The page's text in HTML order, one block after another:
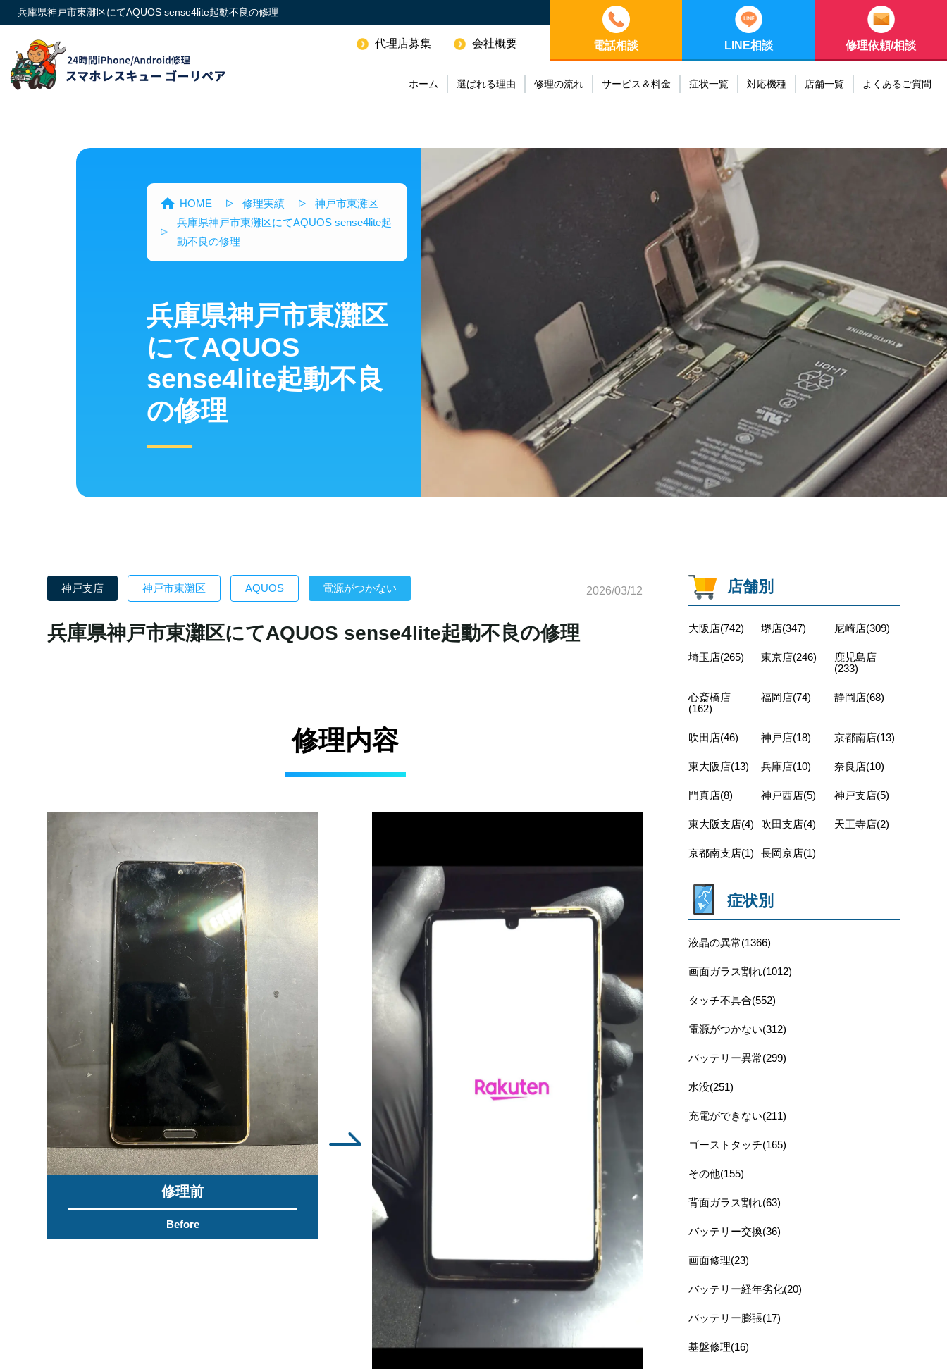
兵庫県神戸市東灘区にてAQUOS sense4lite起動不良の修理
代理店募集 会社概要
ホーム 選ばれる理由 修理の流れ サービス＆料金 症状一覧 対応機種 店舗一覧 よくあるご質問
電話相談 LINE相談 修理依頼/相談
HOME 修理実績
神戸市東灘区
兵庫県神戸市東灘区にてAQUOS sense4lite起
動不良の修理
兵庫県神戸市東灘区
にてAQUOS
sense4lite起動不良
の修理
神戸支店 神戸市東灘区 AQUOS 電源がつかない 2026/03/12
兵庫県神戸市東灘区にてAQUOS sense4lite起動不良の修理
修理内容
修理前
Before
店舗別
大阪店(742) 堺店(347) 尼崎店(309)
埼玉店(265) 東京店(246)
鹿児島店
(233)
心斎橋店
(162)
福岡店(74) 静岡店(68)
吹田店(46) 神戸店(18) 京都南店(13)
東大阪店(13) 兵庫店(10) 奈良店(10)
門真店(8) 神戸西店(5) 神戸支店(5)
東大阪支店(4) 吹田支店(4) 天王寺店(2)
京都南支店(1) 長岡京店(1)
症状別
液晶の異常(1366)
画面ガラス割れ(1012)
タッチ不具合(552)
電源がつかない(312)
バッテリー異常(299)
水没(251)
充電ができない(211)
ゴーストタッチ(165)
その他(155)
背面ガラス割れ(63)
バッテリー交換(36)
画面修理(23)
バッテリー経年劣化(20)
バッテリー膨張(17)
基盤修理(16)